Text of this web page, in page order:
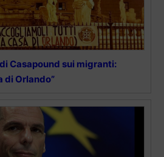
Casapound sui migranti:
di Orlando”